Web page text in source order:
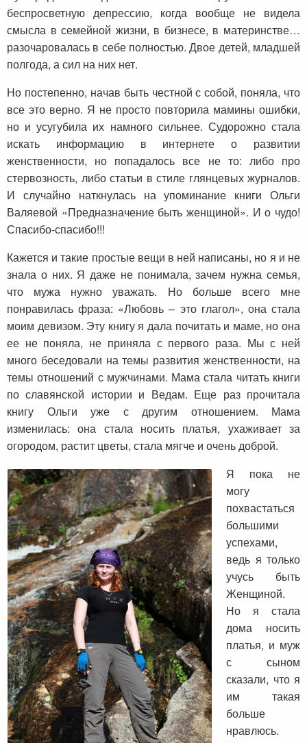
беспросветную депрессию, когда вообще не видела
смысла в семейной жизни, в бизнесе, в материнстве…
разочаровалась в себе полностью. Двое детей, младшей
полгода, а сил на них нет.
Но постепенно, начав быть честной с собой, поняла, что
все это верно. Я не просто повторила мамины ошибки,
но и усугубила их намного сильнее. Судорожно стала
искать информацию в интернете о развитии
женственности, но попадалось все не то: либо про
стервозность, либо статьи в стиле глянцевых журналов.
И случайно наткнулась на упоминание книги Ольги
Валяевой «Предназначение быть женщиной». И о чудо!
Спасибо-спасибо!!!
Кажется и такие простые вещи в ней написаны, но я и не
знала о них. Я даже не понимала, зачем нужна семья,
что мужа нужно уважать. Но больше всего мне
понравилась фраза: «Любовь – это глагол», она стала
моим девизом. Эту книгу я дала почитать и маме, но она
ее не поняла, не приняла с первого раза. Мы с ней
много беседовали на темы развития женственности, на
темы отношений с мужчинами. Мама стала читать книги
по славянской истории и Ведам. Еще раз прочитала
книгу Ольги уже с другим отношением. Мама
изменилась: она стала носить платья, ухаживает за
огородом, растит цветы, стала мягче и очень доброй.
Я пока не
могу
похвастаться
большими
успехами,
ведь я только
учусь быть
Женщиной.
Но я стала
дома носить
платья, и муж
с сыном
сказали, что я
им такая
больше
нравлюсь.